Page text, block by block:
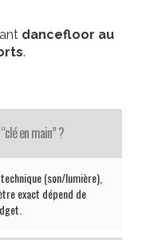
dancefloor au
.
en main” ?
(son/lumière),
exact dépend de